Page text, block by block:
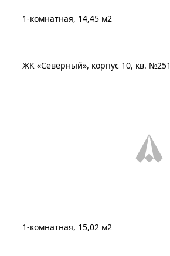
1-комнатная, 14,45 м2
ЖК «Северный», корпус 10, кв. №251
1-комнатная, 15,02 м2